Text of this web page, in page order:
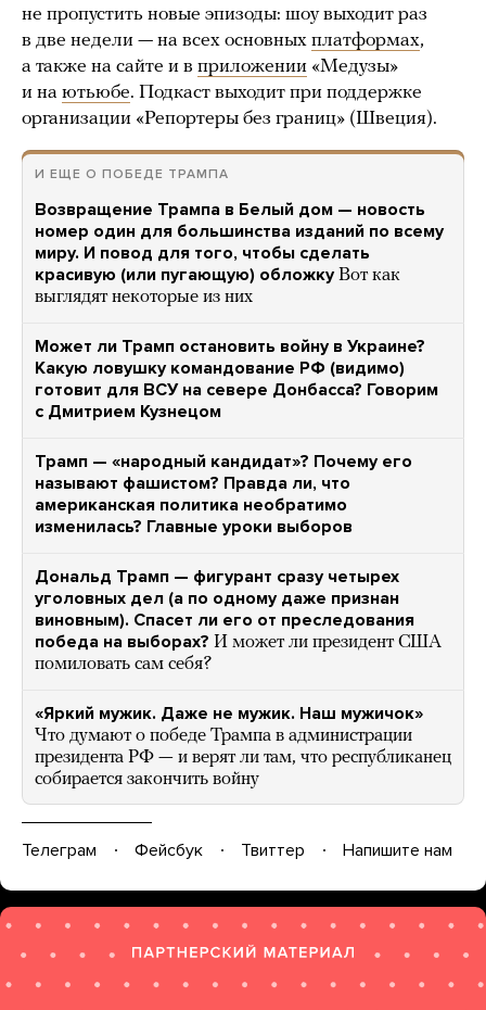
не пропустить новые эпизоды: шоу выходит раз
в две недели — на всех основных платформах,
а также на сайте и в приложении «Медузы»
и на ютьюбе. Подкаст выходит при поддержке
организации «Репортеры без границ» (Швеция).
И ЕЩЕ О ПОБЕДЕ ТРАМПА
Возвращение Трампа в Белый дом — новость
номер один для большинства изданий по всему
миру. И повод для того, чтобы сделать
красивую (или пугающую) обложку Вот как
выглядят некоторые из них
Может ли Трамп остановить войну в Украине?
Какую ловушку командование РФ (видимо)
готовит для ВСУ на севере Донбасса? Говорим
с Дмитрием Кузнецом
Трамп — «народный кандидат»? Почему его
называют фашистом? Правда ли, что
американская политика необратимо
изменилась? Главные уроки выборов
Дональд Трамп — фигурант сразу четырех
уголовных дел (а по одному даже признан
виновным). Спасет ли его от преследования
победа на выборах? И может ли президент США
помиловать сам себя?
«Яркий мужик. Даже не мужик. Наш мужичок»
Что думают о победе Трампа в администрации
президента РФ — и верят ли там, что республиканец
собирается закончить войну
Телеграм Фейсбук Твиттер Напишите нам